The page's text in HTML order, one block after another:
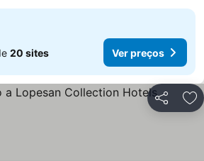
20 sites Ver preços
Partilhar